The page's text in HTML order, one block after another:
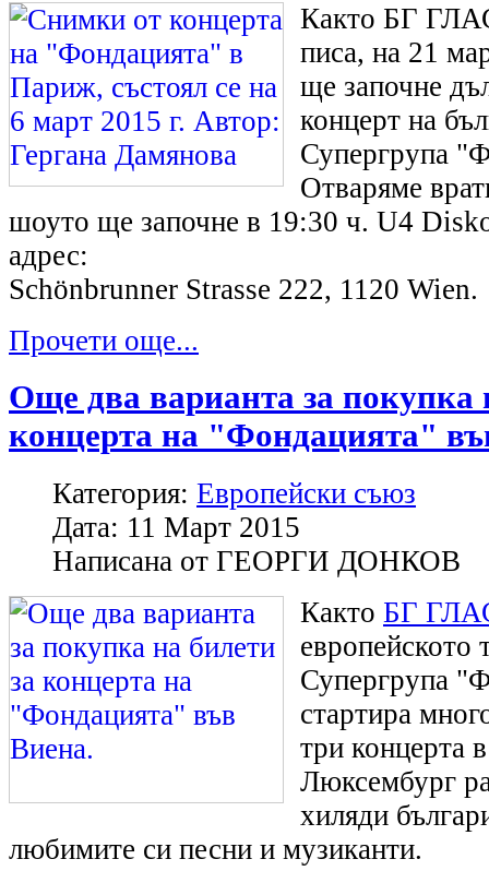
Както БГ
писа, на 21
ще започне
концерт на
Супергрупа
Отваряме
шоуто ще започне в 19:30 ч. U4
адрес:
Schönbrunner Strasse 222, 1120 Wien.
Прочети още...
Още два варианта за покупка
концерта на "Фондацията"
Категория: Европейски съюз
Дата: 11 Март 2015
Написана от ГЕОРГИ ДОНКОВ
Както БГ
европейското
Супергрупа
стартира
три концерта
Люксембург
хиляди
любимите си песни и музиканти.